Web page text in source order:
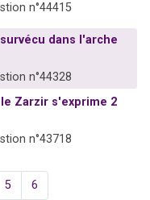
n°44415
dans l'arche
n°44328
Zarzir s'exprime 2
n°43718
5 6